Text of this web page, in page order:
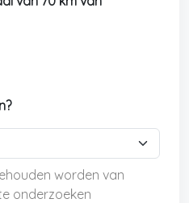
worden van
onderzoeken